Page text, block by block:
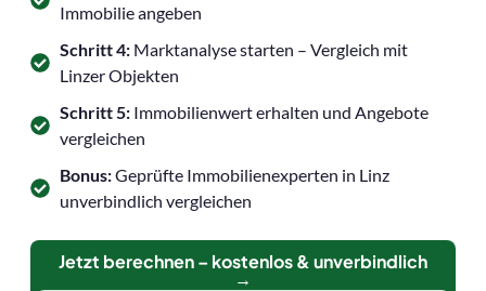
Immobilie angeben
Schritt 4: Marktanalyse starten – Vergleich mit
Linzer Objekten
Schritt 5: Immobilienwert erhalten und Angebote
vergleichen
Bonus:Geprüfte Immobilienexperten in Linz
unverbindlich vergleichen
Jetzt berechnen – kostenlos & unverbindlich
→